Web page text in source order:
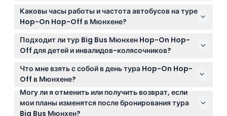
Вы можете легко забронировать билеты на 24 или
48 часов онлайн прямо на этом сайте. Просто
выберите предпочитаемый вариант билета и дату
во время бронирования.
Каковы часы работы и частота автобусов на туре
Hop-On Hop-Off в Мюнхене?
Зеленая линия работает ежедневно с 10:00 до 16:30
каждые 30 минут, а Оранжевая линия действует с
10:00 до 16:00, автобусы ходят каждые 60 минут в
будние дни и каждые 30 минут в выходные
(возможны изменения — пожалуйста, уточняйте
при бронировании).
Подходит ли тур Big Bus Мюнхен Hop-On Hop-
Off для детей и инвалидов-колясочников?
Да, дети от 0 до 3 лет путешествуют бесплатно, но
должны находиться с взрослым, который
оплачивает билет, а лица старше 15 лет оплачивают
взрослый билет. Автобусы оборудованы для
инвалидных колясок, что делает тур удобным для
Что мне взять с собой в день тура Hop-On Hop-
Off в Мюнхене?
Возьмите с собой действительный электронный
билет (распечатанный или на мобильном
Могу ли я отменить или получить возврат, если
мои планы изменятся после бронирования тура
Big Bus Мюнхен?